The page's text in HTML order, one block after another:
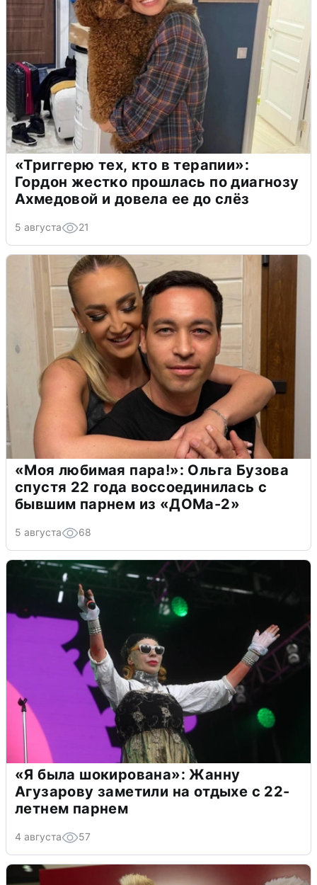
«Триггерю тех, кто в терапии»:
Гордон жестко прошлась по диагнозу
Ахмедовой и довела ее до слёз
5 августа 21
«Моя любимая пара!»: Ольга Бузова
спустя 22 года воссоединилась с
бывшим парнем из «ДОМа-2»
5 августа 68
«Я была шокирована»: Жанну
Агузарову заметили на отдыхе с 22-
летнем парнем
4 августа 57